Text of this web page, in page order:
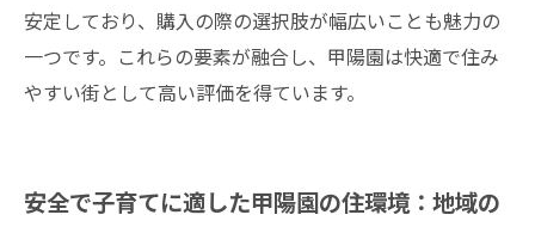
安定しており、購入の際の選択肢が幅広いことも魅力の
一つです。これらの要素が融合し、甲陽園は快適で住み
やすい街として高い評価を得ています。
安全で子育てに適した甲陽園の住環境：地域の